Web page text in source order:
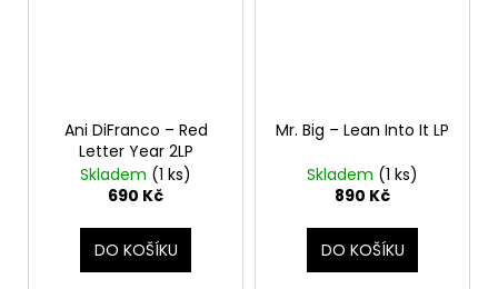
Ani DiFranco – Red
Letter Year 2LP
Skladem (1 ks)
690 Kč
DO KOŠÍKU
Mr. Big – Lean Into It LP
Skladem (1 ks)
890 Kč
DO KOŠÍKU